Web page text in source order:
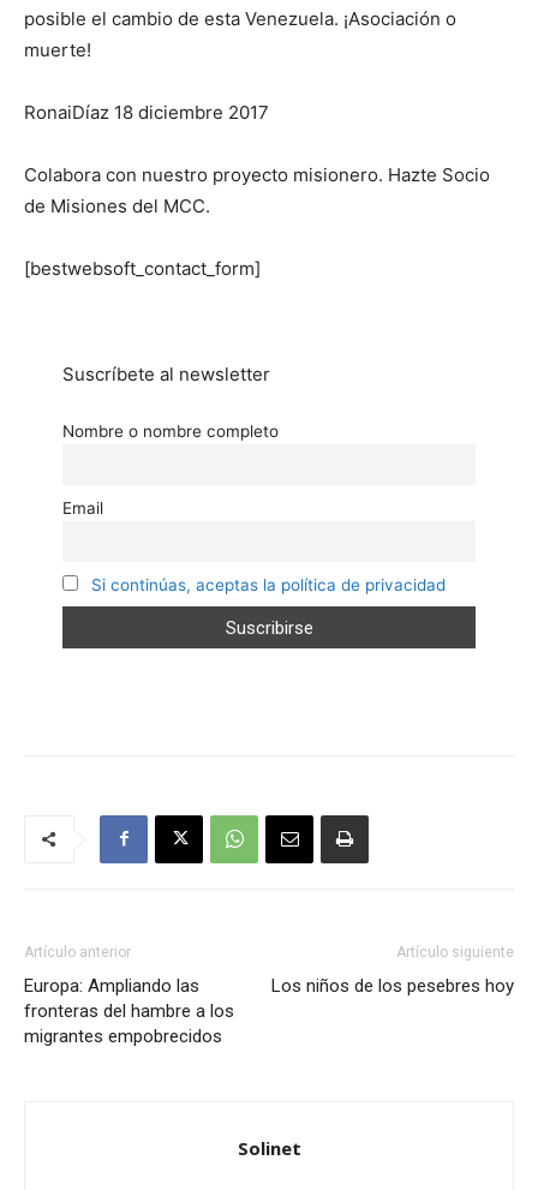
posible el cambio de esta Venezuela. ¡Asociación o
muerte!
RonaiDíaz 18 diciembre 2017
Colabora con nuestro proyecto misionero. Hazte Socio
de Misiones del MCC.
[bestwebsoft_contact_form]
Suscríbete al newsletter
Nombre o nombre completo
Email
Si continúas, aceptas la política de privacidad
Artículo anterior
Europa: Ampliando las
fronteras del hambre a los
migrantes empobrecidos
Artículo siguiente
Los niños de los pesebres hoy
Solinet